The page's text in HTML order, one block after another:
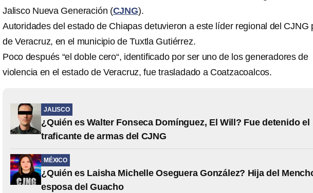
Jalisco Nueva Generación (CJNG).
Autoridades del estado de Chiapas detuvieron a este líder regional del CJNG
de Veracruz, en el municipio de Tuxtla Gutiérrez.
Poco después “el doble cero“, identificado por ser uno de los generadores de
violencia en el estado de Veracruz, fue trasladado a Coatzacoalcos.
JALISCO
¿Quién es Walter Fonseca Domínguez, El Will? Fue detenido el
traficante de armas del CJNG
MÉXICO
¿Quién es Laisha Michelle Oseguera González? Hija del
esposa del Guacho